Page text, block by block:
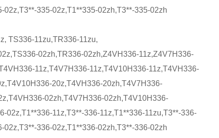
335-02z,T1**335-02zh,T3**-335-02zh
TS336-11zu,TR336-11zu,
02zh,TR336-02zh,Z4VH336-11z,Z4V7H336-
11z,T4V7H336-11z,T4V10H336-11z,T4VH336-
20z,T4VH336-20zh,T4V7H336-
02zh,T4V7H336-02zh,T4V10H336-
02z,T1**336-11z,T3**-336-11z,T1**336-11zu,T3**-336-
336-02z,T1**336-02zh,T3**-336-02zh